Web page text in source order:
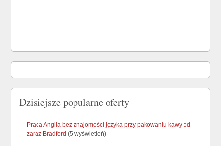
Dzisiejsze popularne oferty
Praca Anglia bez znajomości języka przy pakowaniu kawy od
zaraz Bradford (5 wyświetleń)